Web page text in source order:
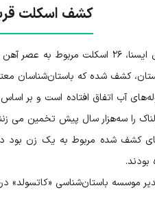
کشف اسکلت
به گزارش خبرگزاری ایسنا، ۲۶
کشف شده که باستان‌شناسان
آب اتفاق افتاده است و بر
را سه‌هزار سال پیش تخمین می
کشف شده مربوط به یک زن بود در
موسسه باستان‌شناسی «کاتسولد»